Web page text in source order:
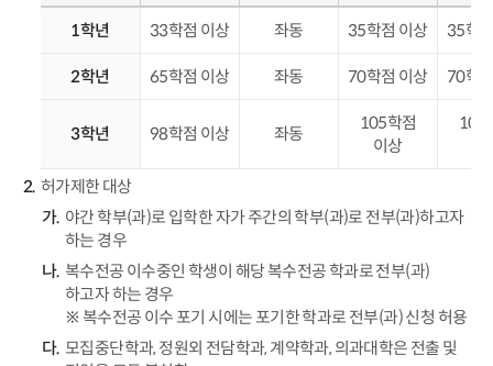
1학년 33학점 이상 좌동 35학점 이상 35학
2학년 65학점 이상 좌동 70학점 이상 70학
3학년 98학점 이상 좌동
105학점
이상
105
허가제한 대상
야간 학부(과)로 입학한 자가 주간의 학부(과)로 전부(과)하고자
하는 경우
복수전공 이수중인 학생이 해당 복수전공 학과로 전부(과)
하고자 하는 경우
※ 복수전공 이수 포기 시에는 포기한 학과로 전부(과) 신청 허용
모집중단학과, 정원외 전담학과, 계약학과, 의과대학은 전출 및